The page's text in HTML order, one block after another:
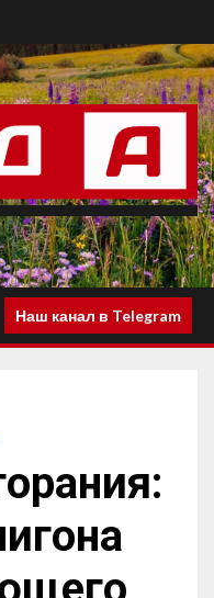
Наш канал в Telegram